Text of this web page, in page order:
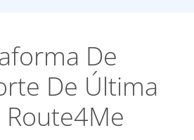
De
De Última
Route4Me